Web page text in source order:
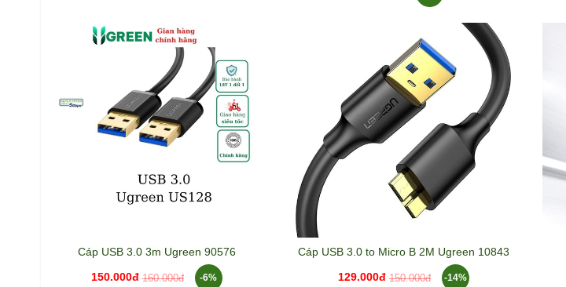
Cáp USB 3.0 3m Ugreen 90576
150.000đ 160.000đ -6%
Cáp USB 3.0 to Micro B 2M Ugreen 10843
129.000đ 150.000đ -14%